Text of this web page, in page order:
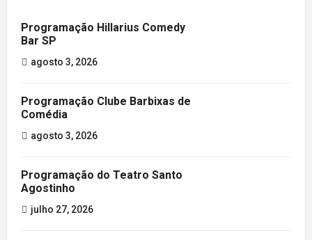
Programação Hillarius Comedy
Bar SP
agosto 3, 2026
Programação Clube Barbixas de
Comédia
agosto 3, 2026
Programação do Teatro Santo
Agostinho
julho 27, 2026